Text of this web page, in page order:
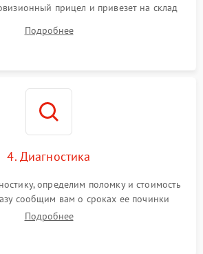
прицел и привезет на склад
Подробнее
4. Диагностика
определим поломку и стоимость
сообщим вам о сроках ее починки
Подробнее